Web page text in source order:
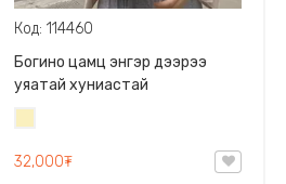
Код: 114460
Богино цамц энгэр дээрээ
уяатай хуниастай
Блонд/
32,000₮